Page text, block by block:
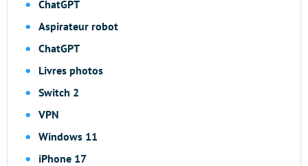
ChatGPT
Aspirateur robot
ChatGPT
Livres photos
Switch 2
VPN
Windows 11
iPhone 17